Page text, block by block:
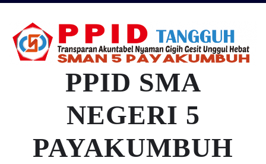
PPID SMA
NEGERI 5
PAYAKUMBUH